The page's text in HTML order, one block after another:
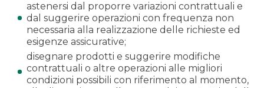
astenersi dal proporre variazioni contrattuali e
dal suggerire operazioni con frequenza non
necessaria alla realizzazione delle richieste ed
esigenze assicurative;
disegnare prodotti e suggerire modifiche
contrattuali o altre operazioni alle migliori
condizioni possibili con riferimento al momento,